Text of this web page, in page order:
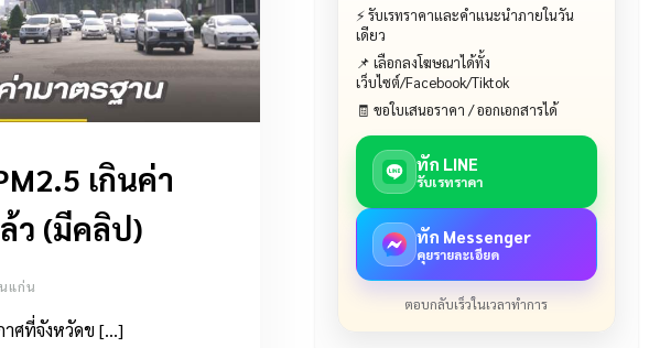
เกินค่า
ว (มีคลิป)
แก่น
าศที่จังหวัดข […]
⚡ รับเรทราคาและคำแนะนำภายในวัน
เดียว
📌 เลือกลงโฆษณาได้ทั้ง
เว็บไซต์/Facebook/Tiktok
🧾 ขอใบเสนอราคา / ออกเอกสารได้
ทัก LINE
รับเรทราคา
ทัก Messenger
คุยรายละเอียด
ตอบกลับเร็วในเวลาทำการ